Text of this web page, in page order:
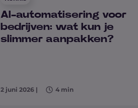
2 juni 2026 | 4 min
AI-automatisering voor
bedrijven: wat kun je
slimmer aanpakken?